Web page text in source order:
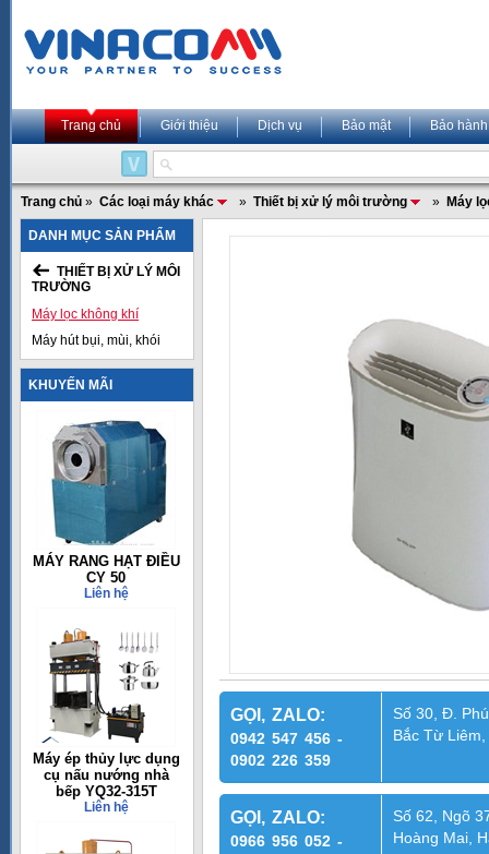
Trang chủ Giới thiệu Dịch vụ Bảo mật Bảo hành
Trang chủ » Các loại máy khác » Thiết bị xử lý môi trường » Máy
DANH MỤC SẢN PHẨM
THIẾT BỊ XỬ LÝ MÔI
TRƯỜNG
Máy lọc không khí
Máy hút bụi, mùi, khói
KHUYẾN MÃI
MÁY RANG HẠT ĐIỀU
CY 50
Liên hệ
Máy ép thủy lực dụng
cụ nấu nướng nhà
bếp YQ32-315T
Liên hệ
GỌI, ZALO:
0942 547 456 -
0902 226 359
Số 30, Đ.
Bắc Từ
GỌI, ZALO:
0966 956 052 -
Số 62, Ngõ
Hoàng Mai,